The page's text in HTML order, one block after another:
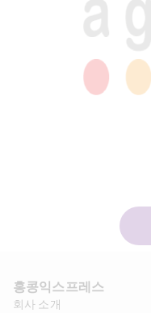
홍콩익스프레스​
회사 소개​